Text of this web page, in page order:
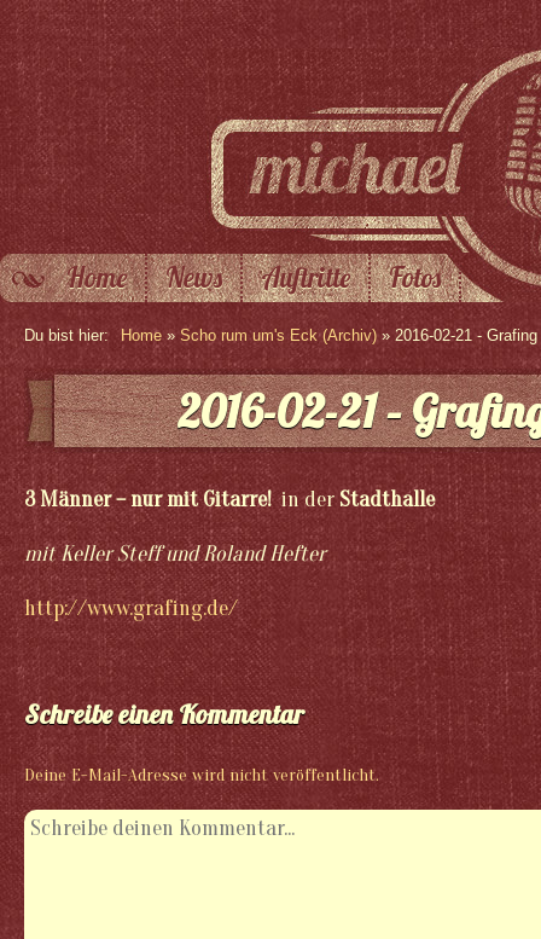
Home News Auftritte Fotos
Du bist hier: Home » Scho rum um's Eck (Archiv) » 2016-02-21 - Grafing
2016-02-21 –
3 Männer – nur mit Gitarre!in derStadthalle
mit Keller Steff und Roland Hefter
http://www.grafing.de/
Schreibe einen Kommentar
Deine E-Mail-Adresse wird nicht veröffentlicht.